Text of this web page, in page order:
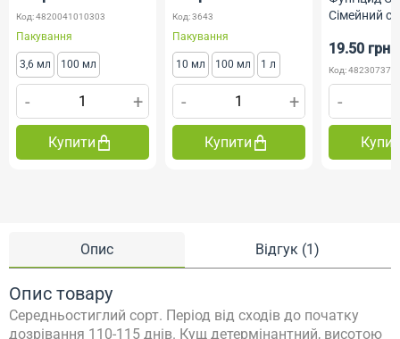
Опис Відгук (1)
Опис товару
Середньостиглий сорт. Період від сходів до початку
дозрівання 110-115 днів. Кущ детермінантний, висотою
Код: 4820041010303
Пакування
3,6 мл 100 мл
- +
Купити
Код: 3643
Пакування
10 мл 100 мл 1 л
- +
Купити
Сімейний
19.50 грн
Код:
-